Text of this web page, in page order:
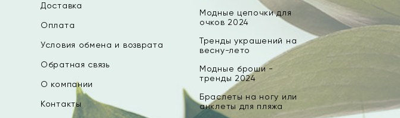
Доставка
Оплата
Условия обмена и возврата
Обратная связь
О компании
Контакты
Модные цепочки для
очков 2024
Тренды украшений на
весну-лето
Модные броши -
тренды 2024
Браслеты на ногу или
анклеты для пляжа